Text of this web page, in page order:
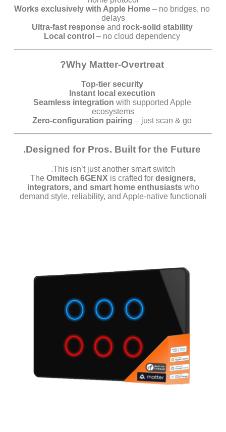
Works exclusively with Apple Home – no bridges, no
delays
Ultra-fast responseand rock-solid stability
Local control – no cloud dependency
Why Matter-Overtreat?
Top-tier security
Instant local execution
Seamless integration with supported Apple
ecosystems
Zero-configuration pairing – just scan & go
This isn’t just another smart switch.
The Omitech 6GENX is crafted for designers,
integrators, and smart home enthusiastswho
demand style, reliability, and Apple-native functionali